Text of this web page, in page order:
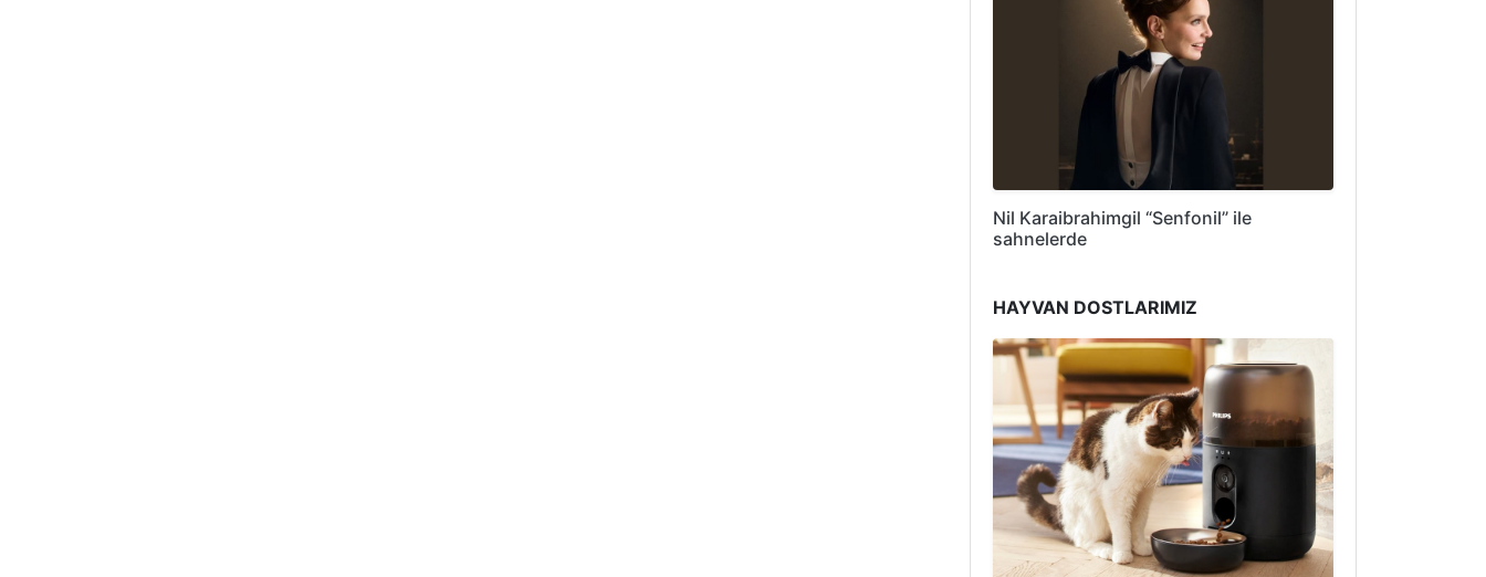
Nil Karaibrahimgil “Senfonil” ile
sahnelerde
HAYVAN DOSTLARIMIZ